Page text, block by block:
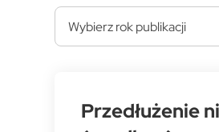
Wybierz rok publikacji
Przedłużenie